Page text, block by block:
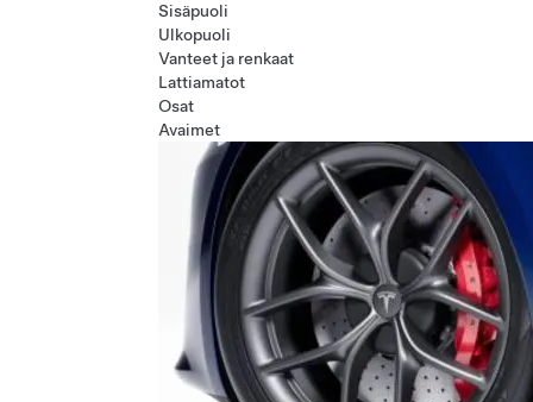
Sisäpuoli
Ulkopuoli
Vanteet ja renkaat
Lattiamatot
Osat
Avaimet